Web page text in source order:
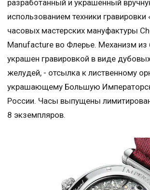
разработанный и украшенный
использованием техники гравировки
часовых мастерских мануфактуры
Manufacture во Флерье. Механизм из
украшен гравировкой в виде
желудей, - отсылка к лиственному
украшающему Большую
России. Часы выпущены
8 экземпляров.